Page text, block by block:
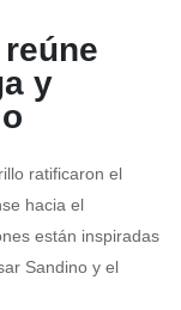
y
ratificaron el
hacia el
están inspiradas
Sandino y el